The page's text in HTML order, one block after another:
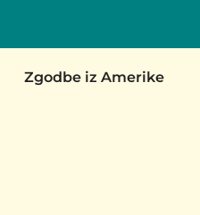
Zgodbe iz Amerike